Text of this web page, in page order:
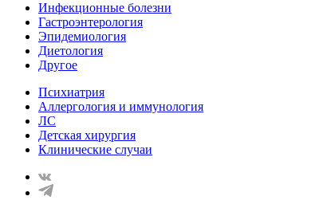
Инфекционные болезни
Гастроэнтерология
Эпидемиология
Диетология
Другое
Психиатрия
Аллергология и иммунология
ЛС
Детская хирургия
Клинические случаи